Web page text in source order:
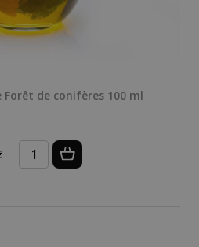
de conifères 100 ml